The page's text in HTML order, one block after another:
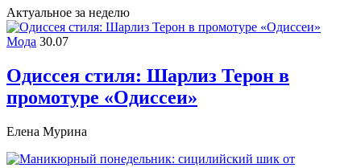
Актуальное за неделю
Мода 30.07
Одиссея стиля: Шарлиз Терон в
промотуре «Одиссеи»
Елена Мурина